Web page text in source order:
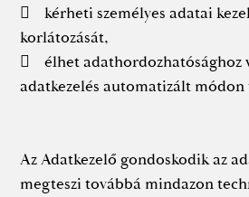
 kérheti személyes adatai
korlátozását,
 élhet adathordozhatósághoz
adatkezelés automatizált
Az Adatkezelő gondoskodik az
megteszi továbbá mindazon